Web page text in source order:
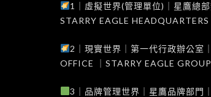
1｜虛擬世界(管理單位)｜星鷹總
STARRY EAGLE
2｜現實世界｜第一代行政辦公室
OFFICE ｜STARRY EAGLE GROUP
3｜品牌管理世界｜星鷹品牌部門